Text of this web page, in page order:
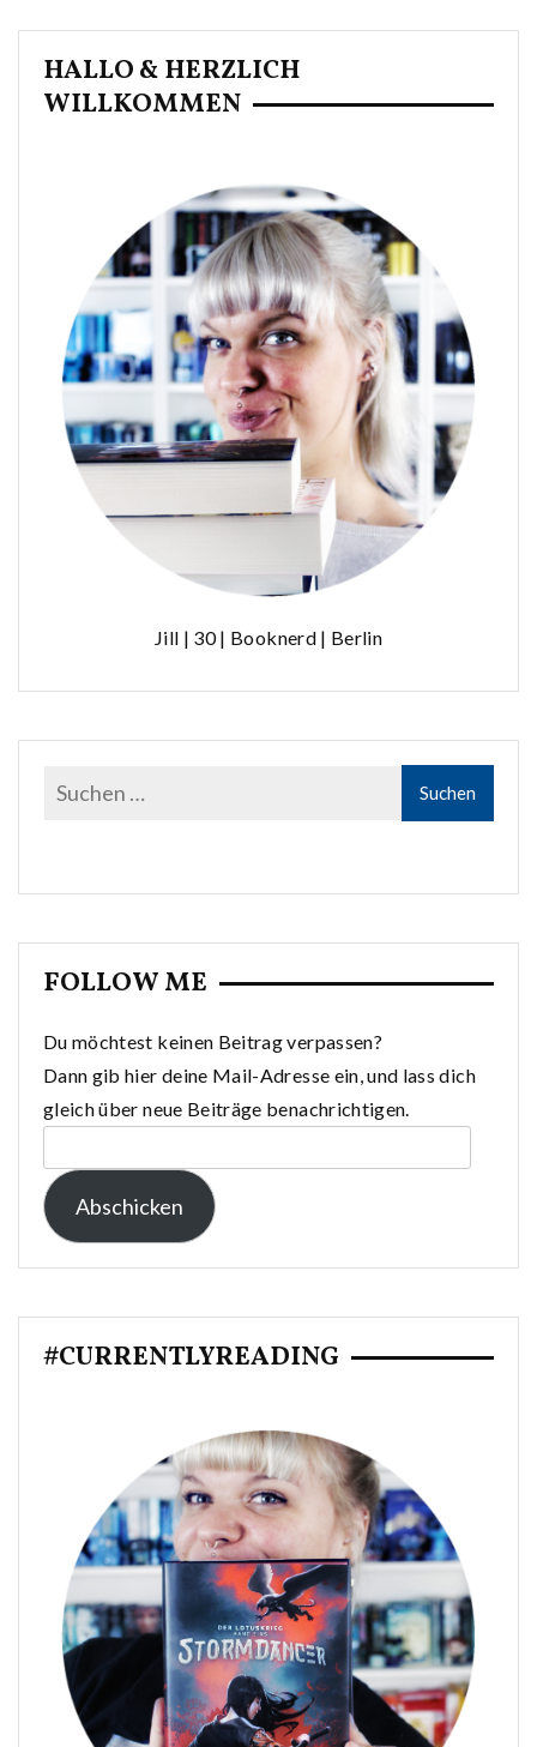
HALLO & HERZLICH
WILLKOMMEN
Jill | 30 | Booknerd | Berlin
FOLLOW ME
Du möchtest keinen Beitrag verpassen?
Dann gib hier deine Mail-Adresse ein, und lass dich
gleich über neue Beiträge benachrichtigen.
Mail-
Adresse:
Abschicken
#CURRENTLYREADING